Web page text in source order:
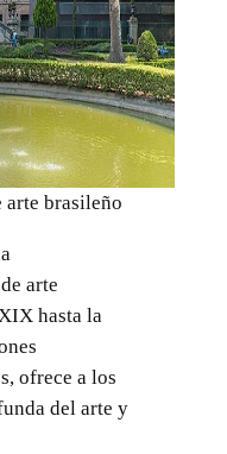
arte brasileño
arte
hasta la
ofrece a los
del arte y